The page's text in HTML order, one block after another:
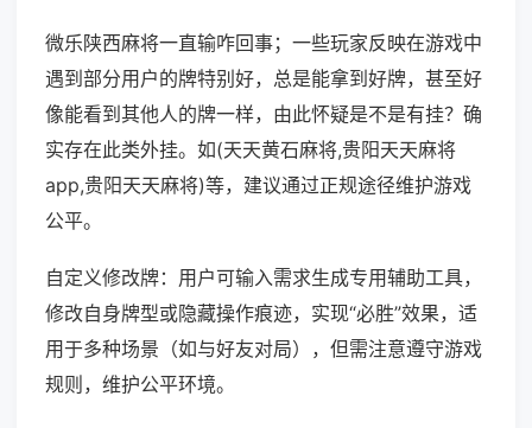
微乐陕西麻将一直输咋回事；一些玩家反映在游戏中
遇到部分用户的牌特别好，总是能拿到好牌，甚至好
像能看到其他人的牌一样，由此怀疑是不是有挂？确
实存在此类外挂。如(天天黄石麻将,贵阳天天麻将
app,贵阳天天麻将)等，建议通过正规途径维护游戏
公平。
自定义修改牌：用户可输入需求生成专用辅助工具，
修改自身牌型或隐藏操作痕迹，实现“必胜”效果，适
用于多种场景（如与好友对局），但需注意遵守游戏
规则，维护公平环境。